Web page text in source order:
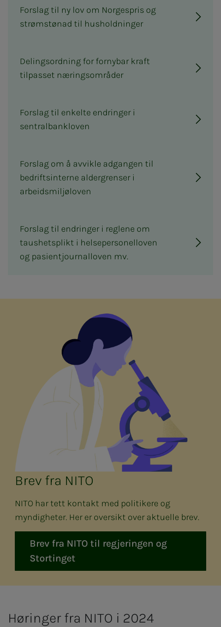
Forslag til ny lov om Norgespris og
strømstønad til husholdninger
Delingsordning for fornybar kraft
tilpasset næringsområder
Forslag til enkelte endringer i
sentralbankloven
Forslag om å avvikle adgangen til
bedriftsinterne aldergrenser i
arbeidsmiljøloven
Forslag til endringer i reglene om
taushetsplikt i helsepersonelloven
og pasientjournalloven mv.
Brev fra NITO
NITO har tett kontakt med politikere og
myndigheter. Her er oversikt over aktuelle brev.
Brev fra NITO til regjeringen og
Stortinget
Hø­rin­ger fra NITO i 2024